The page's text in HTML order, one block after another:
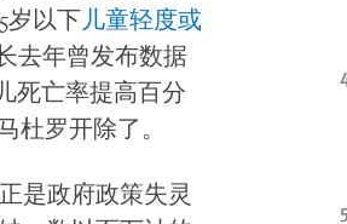
岁以下儿童轻度或
去年曾发布数据
死亡率提高百分
杜罗开除了。
是政府政策失灵